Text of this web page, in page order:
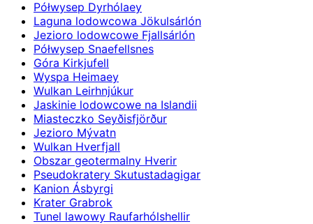
Półwysep Dyrhólaey
Laguna lodowcowa Jökulsárlón
Jezioro lodowcowe Fjallsárlón
Półwysep Snaefellsnes
Góra Kirkjufell
Wyspa Heimaey
Wulkan Leirhnjúkur
Jaskinie lodowcowe na Islandii
Miasteczko Seyðisfjörður
Jezioro Mývatn
Wulkan Hverfjall
Obszar geotermalny Hverir
Pseudokratery Skutustadagigar
Kanion Ásbyrgi
Krater Grabrok
Tunel lawowy Raufarhólshellir